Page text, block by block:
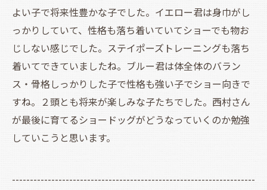
よい子で将来性豊かな子でした。イエロー君は身巾がし
っかりしていて、性格も落ち着いていてショーでも物お
じしない感じでした。ステイポーズトレーニングも落ち
着いてできていましたね。ブルー君は体全体のバラン
ス・骨格しっかりした子で性格も強い子でショー向きで
すね。２頭とも将来が楽しみな子たちでした。西村さん
が最後に育てるショードッグがどうなっていくのか勉強
していこうと思います。
--------------------------------------------------------------------